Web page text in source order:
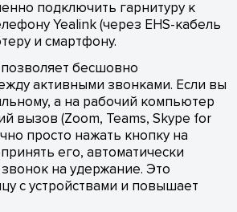
подключить гарнитуру к
Yealink (через EHS-кабель
и смартфону.
бесшовно
активными звонками. Если вы
а на рабочий компьютер
вызов (Zoom, Teams, Skype for
просто нажать кнопку на
его, автоматически
на удержание. Это
с устройствами и повышает